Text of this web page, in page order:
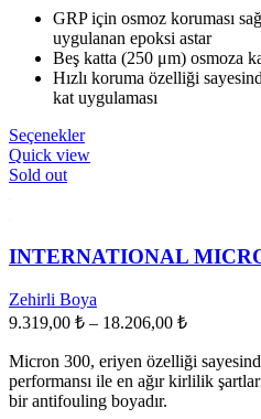
2.317,00 ₺
-
6.033,00 ₺
GRP için osmoz koruması
uygulanan epoksi astar
Beş katta (250 μm) osmoza
Hızlı koruma özelliği
kat uygulaması
SeçeneklerBu
ürünün
Seçenekler
sayfasından
seçilebilir
Quick view
Sold out
INTERNATIONAL
Zehirli Boya
9.319,00 ₺ – 18.206,00 ₺Fiyat
9.319,00 ₺
-
Micron 300, eriyen özelliği
performansı ile en ağır kirlilik
bir antifouling boyadır.